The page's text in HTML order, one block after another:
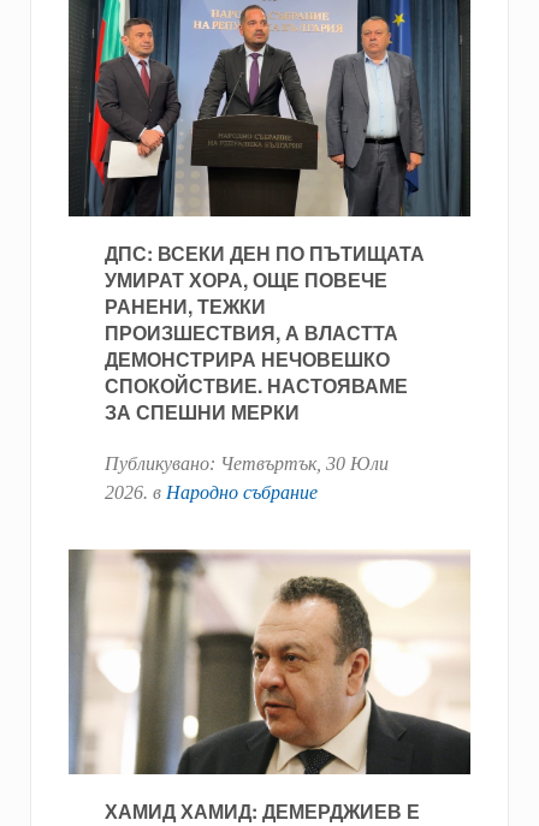
ДПС: ВСЕКИ ДЕН ПО ПЪТИЩАТА
УМИРАТ ХОРА, ОЩЕ ПОВЕЧЕ
РАНЕНИ, ТЕЖКИ
ПРОИЗШЕСТВИЯ, А ВЛАСТТА
ДЕМОНСТРИРА НЕЧОВЕШКО
СПОКОЙСТВИЕ. НАСТОЯВАМЕ
ЗА СПЕШНИ МЕРКИ
Публикувано: Четвъртък, 30 Юли
2026. в Народно събрание
ХАМИД ХАМИД: ДЕМЕРДЖИЕВ Е